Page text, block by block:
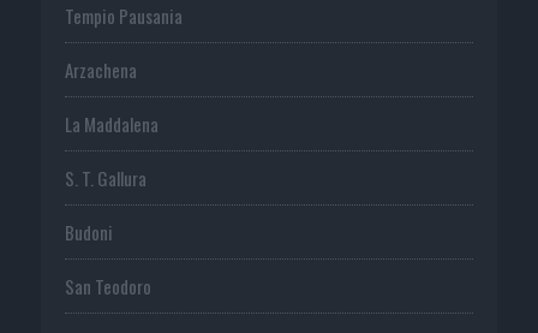
Tempio Pausania
Arzachena
La Maddalena
S. T. Gallura
Budoni
San Teodoro